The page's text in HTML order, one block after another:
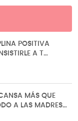
POSITIVA
A T…
MÁS QUE
A LAS MADRES…